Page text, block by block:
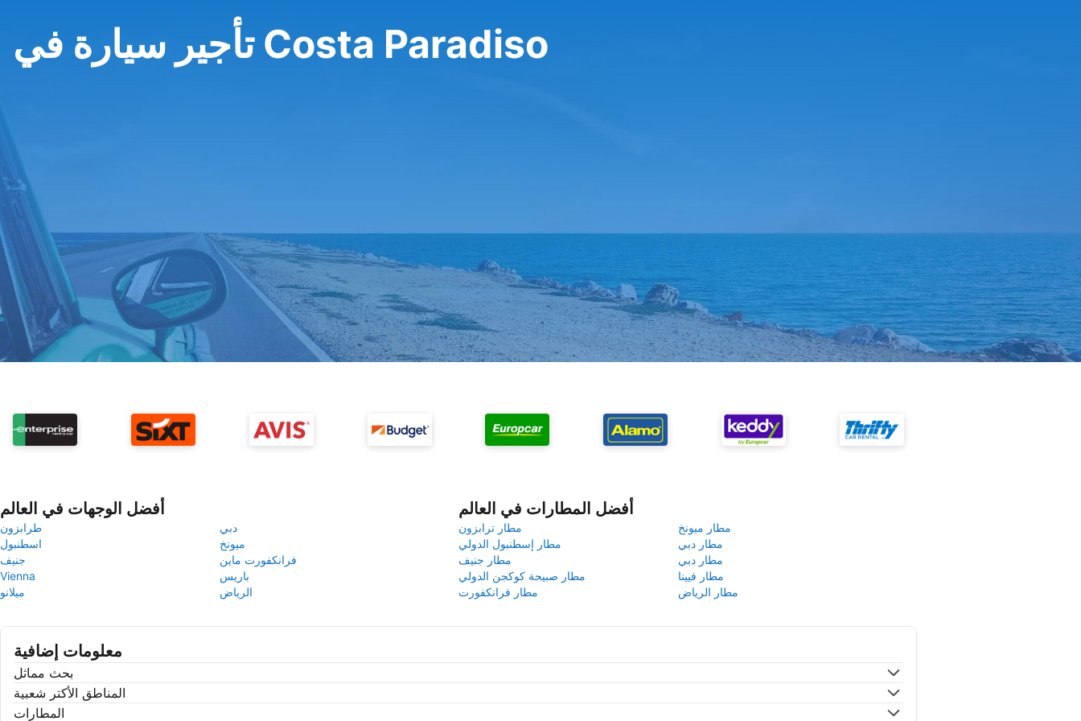
تأجير سيارة في Costa Paradiso
أفضل الوجهات في العالم
طرابزون
دبي
اسطنبول
ميونخ
جنيف
فرانكفورت ماين
Vienna
باريس
ميلانو
الرياض
أفضل المطارات في العالم
مطار ترابزون
مطار ميونخ
مطار إسطنبول الدولي
مطار دبي
مطار جنيف
مطار دبي
مطار صبيحة كوكجن الدولي
مطار فيينا
مطار فرانكفورت
مطار الرياض
معلومات إضافية
بحث مماثل
المناطق الأكتر شعبية
المطارات